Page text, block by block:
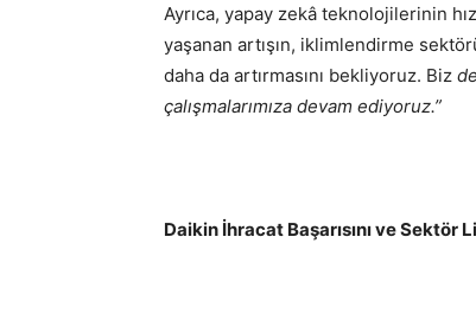
Ayrıca, yapay zekâ teknolojilerinin
yaşanan artışın, iklimlendirme
daha da artırmasını bekliyoruz. Biz
çalışmalarımıza devam ediyoruz.”
Daikin İhracat Başarısını ve